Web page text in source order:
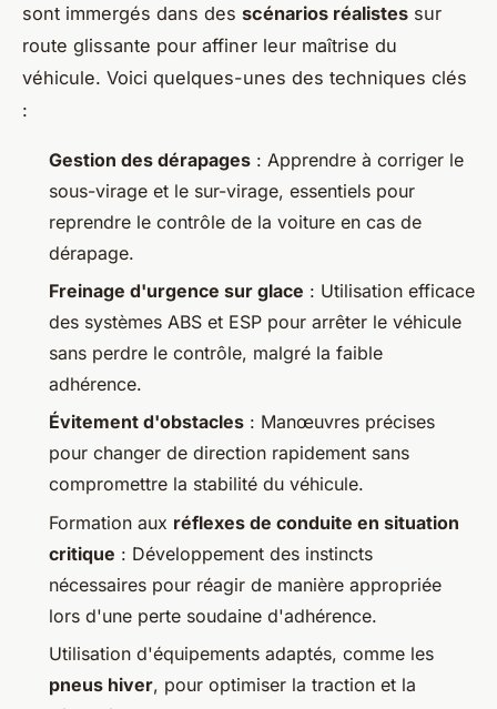
sont immergés dans des scénarios réalistes sur
route glissante pour affiner leur maîtrise du
véhicule. Voici quelques-unes des techniques clés
:
Gestion des dérapages : Apprendre à corriger le
sous-virage et le sur-virage, essentiels pour
reprendre le contrôle de la voiture en cas de
dérapage.
Freinage d'urgence sur glace : Utilisation efficace
des systèmes ABS et ESP pour arrêter le véhicule
sans perdre le contrôle, malgré la faible
adhérence.
Évitement d'obstacles : Manœuvres précises
pour changer de direction rapidement sans
compromettre la stabilité du véhicule.
Formation aux réflexes de conduite en situation
critique : Développement des instincts
nécessaires pour réagir de manière appropriée
lors d'une perte soudaine d'adhérence.
Utilisation d'équipements adaptés, comme les
pneus hiver, pour optimiser la traction et la